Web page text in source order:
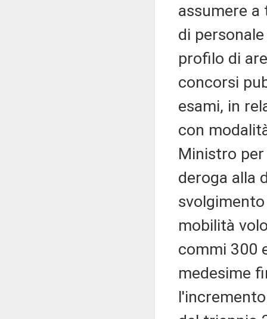
assumere
di
profilo di
concorsi
esami, in
con
Ministro
deroga alla
mobilità
commi 300
medesime